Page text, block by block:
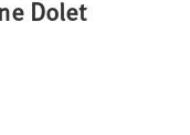
Dolet